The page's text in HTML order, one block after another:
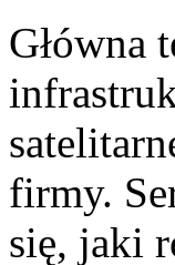
Główna
firmy.
się, jaki